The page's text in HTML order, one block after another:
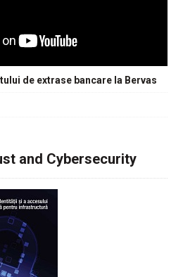
de extrase bancare la Bervas
and Cybersecurity